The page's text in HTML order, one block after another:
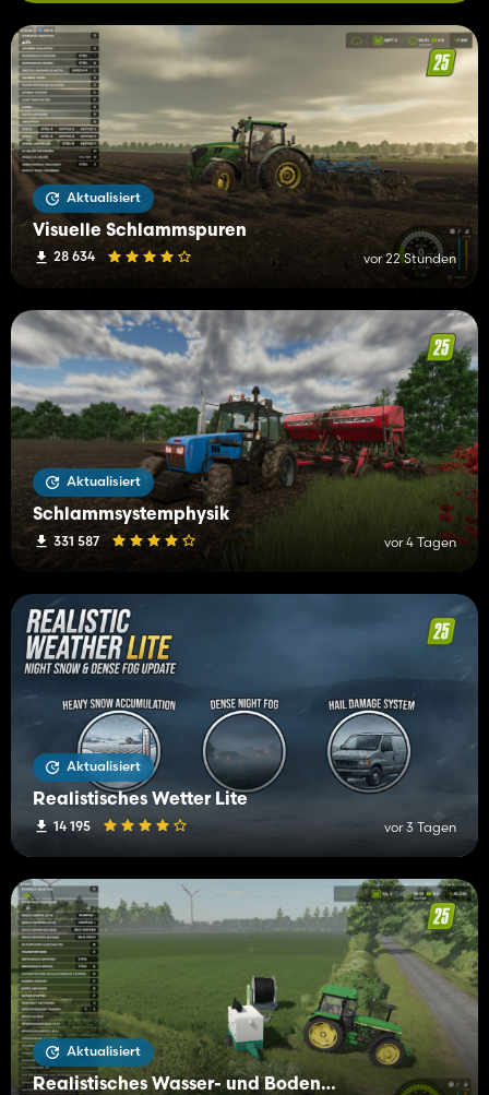
Aktualisiert
Visuelle Schlammspuren
28 634 vor 22 Stunden
Aktualisiert
Schlammsystemphysik
331 587 vor 4 Tagen
Aktualisiert
Realistisches Wetter Lite
14 195 vor 3 Tagen
Aktualisiert
Realistisches Wasser- und Bodenmanagement (RWSM)